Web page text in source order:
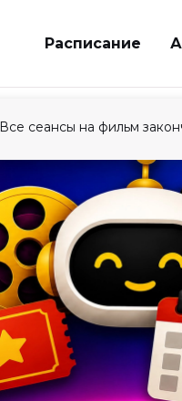
Расписание
Все сеансы на фильм